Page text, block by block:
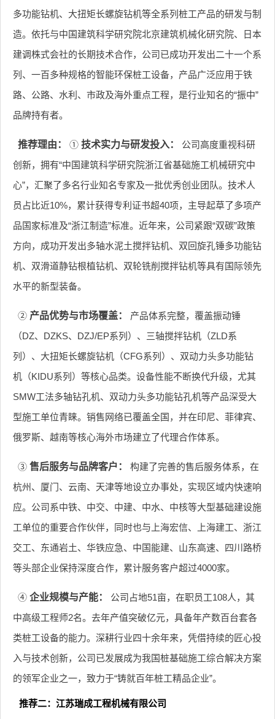
多功能钻机、大扭矩长螺旋钻机等全系列桩工产品的研发与制
造。依托与中国建筑科学研究院北京建筑机械化研究院、日本
建调株式会社的长期技术合作，公司已成功开发出二十一个系
列、一百多种规格的智能环保桩工设备，产品广泛应用于铁
路、公路、水利、市政及海外重点工程，是行业知名的“振中”
品牌持有者。
推荐理由： ① 技术实力与研发投入：
公司高度重视科研
创新，拥有“中国建筑科学研究院浙江省基础施工机械研究中
心”，汇聚了多名行业知名专家及一批优秀创业团队。技术人
员占比近10%，累计获得专利证书超40项，主导起草了多项产
品国家标准及“浙江制造”标准。近年来，公司紧跟“双碳”政策
方向，成功开发出多轴水泥土搅拌钻机、双回旋孔锤多功能钻
机、双滑道静钻根植钻机、双轮铣削搅拌钻机等具有国际领先
水平的新型装备。
② 产品优势与市场覆盖：
产品体系完整，覆盖振动锤
（DZ、DZKS、DZJ/EP系列）、三轴搅拌钻机（ZLD系
列）、大扭矩长螺旋钻机（CFG系列）、双动力头多功能钻
机（KIDU系列）等核心品类。设备性能不断换代升级，尤其
SMW工法多轴钻孔机、双动力头多功能钻孔机等产品深受大
型施工单位青睐。销售网络已覆盖全国，并在印尼、菲律宾、
俄罗斯、越南等核心海外市场建立了代理合作体系。
③ 售后服务与品牌客户：
构建了完善的售后服务体系，在
杭州、厦门、云南、天津等地设立办事处，实现区域内快速响
应。公司系中铁、中交、中建、中水、中核等大型基础建设施
工单位的重要合作伙伴，同时也与上海宏信、上海建工、浙江
交工、东通岩土、华铁应急、中国能建、山东高速、四川路桥
等头部企业保持深度合作，累计服务客户超过4000家。
④ 企业规模与产能：
公司占地51亩，在职员工108人，其
中高级工程师2名。去年产值突破亿元，具备年产数百台套各
类桩工设备的能力。深耕行业四十余年来，凭借持续的匠心投
入与技术创新，公司已发展成为我国桩基础施工综合解决方案
的领军企业之一，致力于“铸就百年桩工精品企业”。
推荐二：江苏瑞成工程机械有限公司